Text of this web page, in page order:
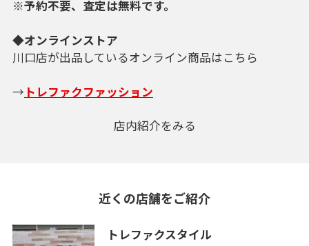
※予約不要、査定は無料です。
◆オンラインストア
川口店が出品しているオンライン商品はこちら
→ トレファクファッション
店内紹介をみる
近くの店舗をご紹介
トレファクスタイル